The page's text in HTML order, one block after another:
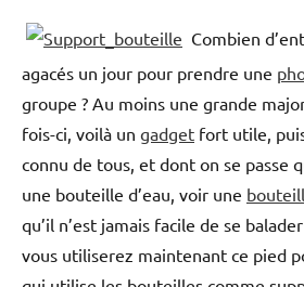
Combien
agacés un jour pour prendre une
groupe ? Au moins une grande
fois-ci, voilà un gadget fort utile,
connu de tous, et dont on se passe
une bouteille d’eau, voir une
qu’il n’est jamais facile de se
vous utiliserez maintenant ce pied